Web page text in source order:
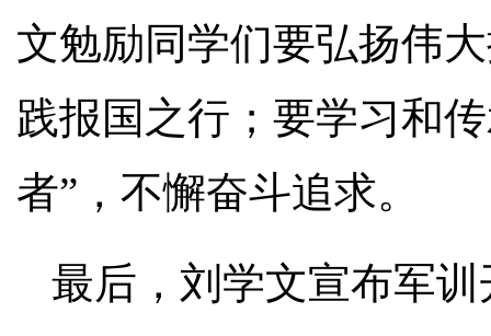
文勉励同学们要弘扬伟
践报国之行；要学习和
者”，不懈奋斗追求。
最后，刘学文宣布军训